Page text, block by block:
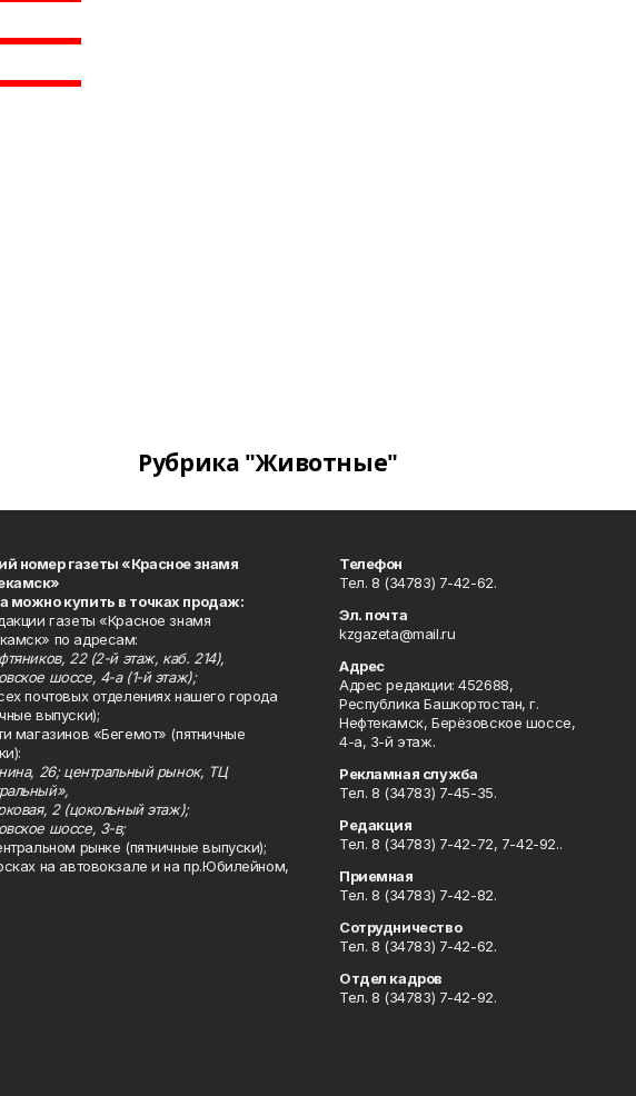
Рубрика "Животные"
номер газеты «Красное знамя
можно купить в точках продаж:
газеты «Красное знамя
по адресам:
22 (2-й этаж, каб. 214),
шоссе, 4-а (1-й этаж);
почтовых отделениях нашего города
выпуски);
магазинов «Бегемот» (пятничные
26; центральный рынок, ТЦ
2 (цокольный этаж);
шоссе, 3-в;
рынке (пятничные выпуски);
на автовокзале и на пр.Юбилейном,
Телефон
Тел. 8 (34783) 7-42-62.
Эл. почта
kzgazeta@mail.ru
Адрес
Адрес редакции: 452688,
Республика Башкортостан, г.
Нефтекамск, Берёзовское шоссе,
4-а, 3-й этаж.
Рекламная служба
Тел. 8 (34783) 7-45-35.
Редакция
Тел. 8 (34783) 7-42-72, 7-42-92..
Приемная
Тел. 8 (34783) 7-42-82.
Сотрудничество
Тел. 8 (34783) 7-42-62.
Отдел кадров
Тел. 8 (34783) 7-42-92.